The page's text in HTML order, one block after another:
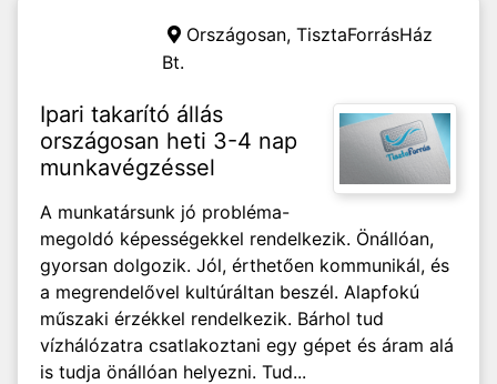
Országosan, TisztaForrásHáz
Bt.
Ipari takarító állás
országosan heti 3-4 nap
munkavégzéssel
A munkatársunk jó probléma-
megoldó képességekkel rendelkezik. Önállóan,
gyorsan dolgozik. Jól, érthetően kommunikál, és
a megrendelővel kultúráltan beszél. Alapfokú
műszaki érzékkel rendelkezik. Bárhol tud
vízhálózatra csatlakoztani egy gépet és áram alá
is tudja önállóan helyezni. Tud...